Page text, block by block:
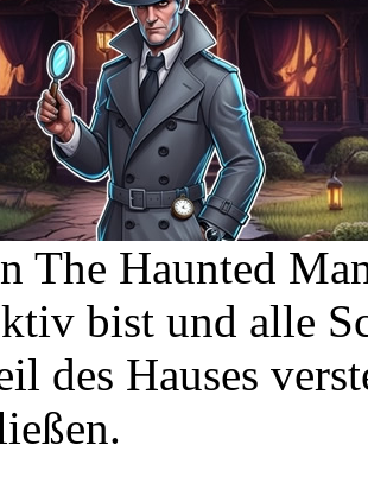
The Haunted
bist und alle
des Hauses